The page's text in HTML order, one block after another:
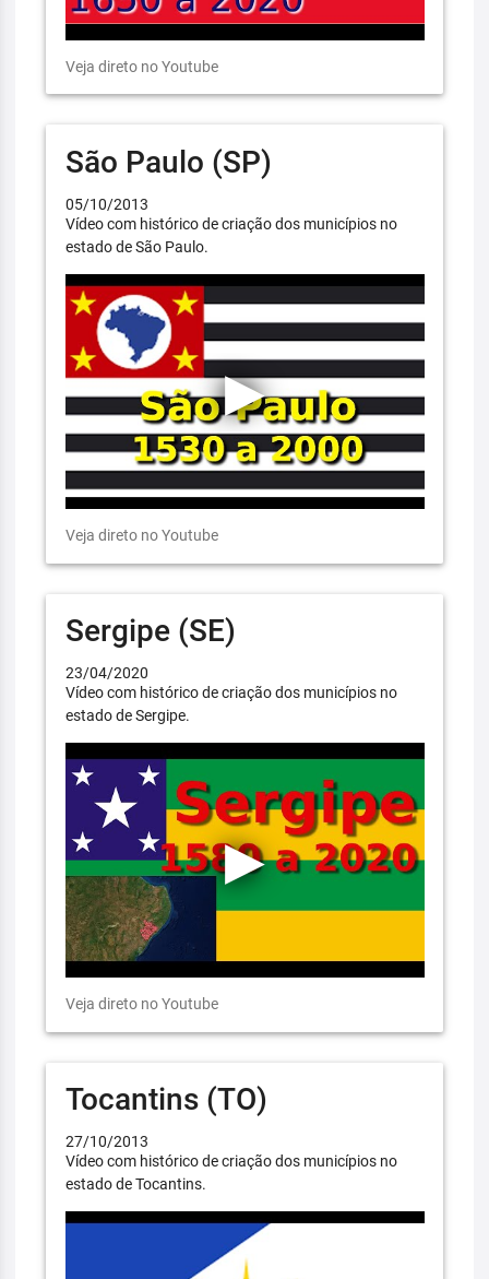
Veja direto no Youtube
São Paulo (SP)
05/10/2013
Vídeo com histórico de criação dos municípios no
estado de São Paulo.
Veja direto no Youtube
Sergipe (SE)
23/04/2020
Vídeo com histórico de criação dos municípios no
estado de Sergipe.
Veja direto no Youtube
Tocantins (TO)
27/10/2013
Vídeo com histórico de criação dos municípios no
estado de Tocantins.